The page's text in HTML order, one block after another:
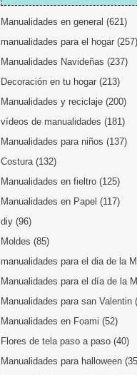
Manualidades en general (621)
manualidades para el hogar (257)
Manualidades Navideñas (237)
Decoración en tu hogar (213)
Manualidades y reciclaje (200)
vídeos de manualidades (181)
Manualidades para niños (137)
Costura (132)
Manualidades en fieltro (125)
Manualidades en Papel (117)
diy (96)
Moldes (85)
manualidades para el dia de la
Manualidades para el día de la
Manualidades para san Valentin
Manualidades en Foami (52)
Flores de tela paso a paso (40)
Manualidades para halloween